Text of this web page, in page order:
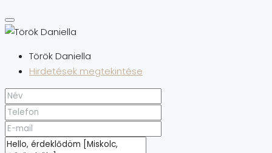
Török Daniella
Hirdetések megtekintése